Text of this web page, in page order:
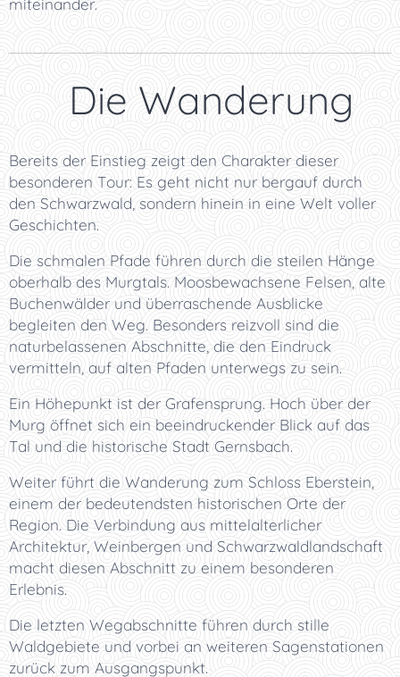
miteinander.
🌲 Die Wanderung
Bereits der Einstieg zeigt den Charakter dieser
besonderen Tour: Es geht nicht nur bergauf durch
den Schwarzwald, sondern hinein in eine Welt voller
Geschichten.
Die schmalen Pfade führen durch die steilen Hänge
oberhalb des Murgtals. Moosbewachsene Felsen, alte
Buchenwälder und überraschende Ausblicke
begleiten den Weg. Besonders reizvoll sind die
naturbelassenen Abschnitte, die den Eindruck
vermitteln, auf alten Pfaden unterwegs zu sein.
Ein Höhepunkt ist der Grafensprung. Hoch über der
Murg öffnet sich ein beeindruckender Blick auf das
Tal und die historische Stadt Gernsbach.
Weiter führt die Wanderung zum Schloss Eberstein,
einem der bedeutendsten historischen Orte der
Region. Die Verbindung aus mittelalterlicher
Architektur, Weinbergen und Schwarzwaldlandschaft
macht diesen Abschnitt zu einem besonderen
Erlebnis.
Die letzten Wegabschnitte führen durch stille
Waldgebiete und vorbei an weiteren Sagenstationen
zurück zum Ausgangspunkt.